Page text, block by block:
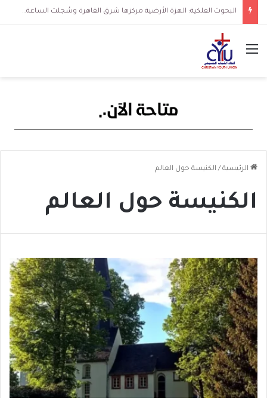
البحوث الفلكية: الهزة الأرضية مركزها شرق القاهرة وسُجلت الساعة 3 فجرا و36 ثانية
القائمة
الرئيسية / الكنيسة حول العالم
الكنيسة حول العالم